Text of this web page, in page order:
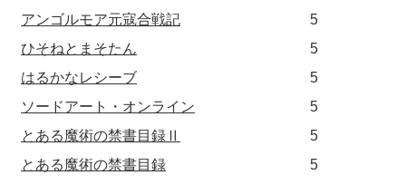
アンゴルモア元寇合戦記
5
ひそねとまそたん
5
はるかなレシーブ
5
ソードアート・オンライン
5
とある魔術の禁書目録Ⅱ
5
とある魔術の禁書目録
5